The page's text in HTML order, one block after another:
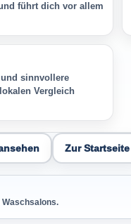
führt dich vor allem
sinnvollere
Vergleich
Zur Startseite